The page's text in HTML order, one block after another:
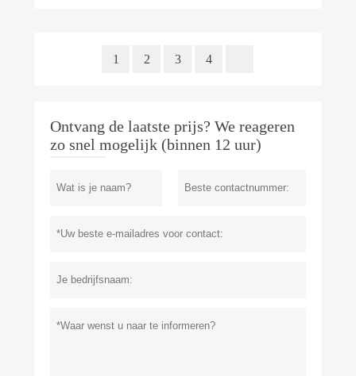
1 2 3 4
Ontvang de laatste prijs? We reageren
zo snel mogelijk (binnen 12 uur)